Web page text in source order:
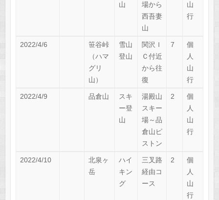
山
場から
西吾妻
山
山
行
2022/4/6
笹谷峠
（ハマ
グリ
山）
雪山
登山
関沢Ｉ
Ｃ付近
から往
復
7
個
人
山
行
2022/4/9 品倉山
スキ
ー登
山
湯殿山
スキー
場～品
倉山ピ
ストン
2
個
人
山
行
2022/4/10
北泉ヶ
岳
ハイ
キン
グ
三叉路
経由コ
ース
2
個
人
山
行